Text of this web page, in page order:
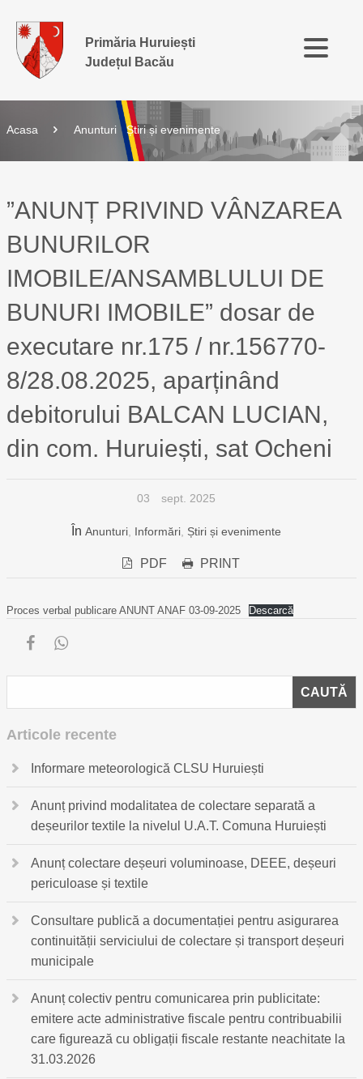
Primăria Huruiești
Județul Bacău
Acasa Anunturi Știri și evenimente
”ANUNȚ PRIVIND VÂNZAREA
BUNURILOR
IMOBILE/ANSAMBLULUI DE
BUNURI IMOBILE” dosar de
executare nr.175 / nr.156770-
8/28.08.2025, aparținând
debitorului BALCAN LUCIAN,
din com. Huruiești, sat Ocheni
03 sept. 2025
În Anunturi, Informări, Știri și evenimente
PDF PRINT
Proces verbal publicare ANUNT ANAF 03-09-2025 Descarcă
Articole recente
Informare meteorologică CLSU Huruiești
Anunț privind modalitatea de colectare separată a
deșeurilor textile la nivelul U.A.T. Comuna Huruiești
Anunț colectare deșeuri voluminoase, DEEE, deșeuri
periculoase și textile
Consultare publică a documentației pentru asigurarea
continuității serviciului de colectare și transport deșeuri
municipale
Anunț colectiv pentru comunicarea prin publicitate:
emitere acte administrative fiscale pentru contribuabilii
care figurează cu obligații fiscale restante neachitate la
31.03.2026